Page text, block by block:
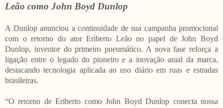
Leão como John Boyd Dunlop
A Dunlop anunciou a continuidade de sua campanha promocional
com o retorno do ator Eriberto Leão no papel de John Boyd
Dunlop, inventor do primeiro pneumático. A nova fase reforça a
ligação entre o legado do pioneiro e a inovação atual da marca,
destacando tecnologia aplicada ao uso diário em ruas e estradas
brasileiras.
“O retorno de Eriberto como John Boyd Dunlop conecta nossa